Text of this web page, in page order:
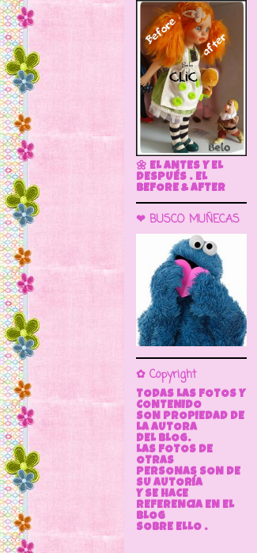
🌼 EL ANTES Y EL
DESPUÉS . EL
BEFORE & AFTER
❤ BUSCO MUÑECAS
✿ Copyright
TODAS LAS FOTOS Y
CONTENIDO
SON PROPIEDAD DE
LA AUTORA
DEL BLOG.
LAS FOTOS DE
OTRAS
PERSONAS SON DE
SU AUTORÍA
Y SE HACE
REFERENCIA EN EL
BLOG
SOBRE ELLO .